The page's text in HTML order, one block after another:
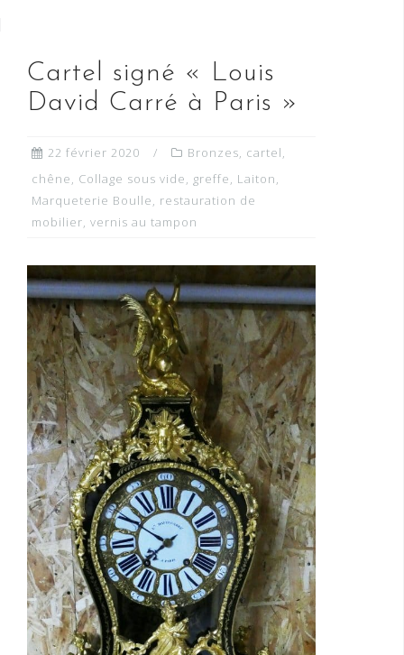
Cartel signé « Louis
David Carré à Paris »
22 février 2020 Bronzes, cartel,
chêne, Collage sous vide, greffe, Laiton,
Marqueterie Boulle, restauration de
mobilier, vernis au tampon